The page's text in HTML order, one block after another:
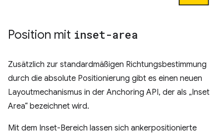
Position mit inset-area
Zusätzlich zur standardmäßigen Richtungsbestimmung
durch die absolute Positionierung gibt es einen neuen
Layoutmechanismus in der Anchoring API, der als „Inset
Area“ bezeichnet wird.
Mit dem Inset-Bereich lassen sich ankerpositionierte